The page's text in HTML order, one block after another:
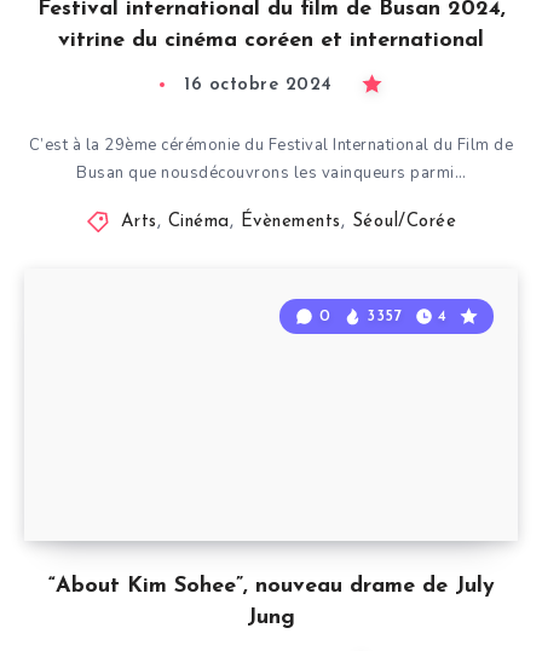
Festival international du film de Busan 2024,
vitrine du cinéma coréen et international
16 octobre 2024
C’est à la 29ème cérémonie du Festival International du Film de
Busan que nousdécouvrons les vainqueurs parmi…
Arts, Cinéma, Évènements, Séoul/Corée
“About Kim Sohee”, nouveau drame de July
Jung
0 3357 4